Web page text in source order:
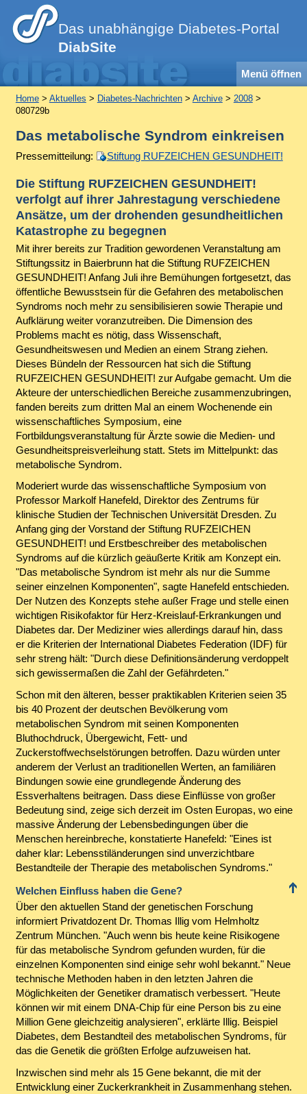
Das unabhängige Diabetes-Portal
DiabSite
Menü öffnen
Home> Aktuelles > Diabetes-Nachrichten> Archive> 2008>
080729b
Das metabolische Syndrom einkreisen
Pressemitteilung: Stiftung RUFZEICHEN GESUNDHEIT!
Die Stiftung RUFZEICHEN GESUNDHEIT!
verfolgt auf ihrer Jahrestagung verschiedene
Ansätze, um der drohenden gesundheitlichen
Katastrophe zu begegnen
Mit ihrer bereits zur Tradition gewordenen Veranstaltung am
Stiftungssitz in Baierbrunn hat die Stiftung RUFZEICHEN
GESUNDHEIT! Anfang Juli ihre Bemühungen fortgesetzt, das
öffentliche Bewusstsein für die Gefahren des metabolischen
Syndroms noch mehr zu sensibilisieren sowie Therapie und
Aufklärung weiter voranzutreiben. Die Dimension des
Problems macht es nötig, dass Wissenschaft,
Gesundheitswesen und Medien an einem Strang ziehen.
Dieses Bündeln der Ressourcen hat sich die Stiftung
RUFZEICHEN GESUNDHEIT! zur Aufgabe gemacht. Um die
Akteure der unterschiedlichen Bereiche zusammenzubringen,
fanden bereits zum dritten Mal an einem Wochenende ein
wissenschaftliches Symposium, eine
Fortbildungsveranstaltung für Ärzte sowie die Medien- und
Gesundheitspreisverleihung statt. Stets im Mittelpunkt: das
metabolische Syndrom.
Moderiert wurde das wissenschaftliche Symposium von
Professor Markolf Hanefeld, Direktor des Zentrums für
klinische Studien der Technischen Universität Dresden. Zu
Anfang ging der Vorstand der Stiftung RUFZEICHEN
GESUNDHEIT! und Erstbeschreiber des metabolischen
Syndroms auf die kürzlich geäußerte Kritik am Konzept ein.
"Das metabolische Syndrom ist mehr als nur die Summe
seiner einzelnen Komponenten", sagte Hanefeld entschieden.
Der Nutzen des Konzepts stehe außer Frage und stelle einen
wichtigen Risikofaktor für Herz-Kreislauf-Erkrankungen und
Diabetes dar. Der Mediziner wies allerdings darauf hin, dass
er die Kriterien der International Diabetes Federation (IDF) für
sehr streng hält: "Durch diese Definitionsänderung verdoppelt
sich gewissermaßen die Zahl der Gefährdeten."
Schon mit den älteren, besser praktikablen Kriterien seien 35
bis 40 Prozent der deutschen Bevölkerung vom
metabolischen Syndrom mit seinen Komponenten
Bluthochdruck, Übergewicht, Fett- und
Zuckerstoffwechselstörungen betroffen. Dazu würden unter
anderem der Verlust an traditionellen Werten, an familiären
Bindungen sowie eine grundlegende Änderung des
Essverhaltens beitragen. Dass diese Einflüsse von großer
Bedeutung sind, zeige sich derzeit im Osten Europas, wo eine
massive Änderung der Lebensbedingungen über die
Menschen hereinbreche, konstatierte Hanefeld: "Eines ist
daher klar: Lebensstiländerungen sind unverzichtbare
Bestandteile der Therapie des metabolischen Syndroms."
Welchen Einfluss haben die Gene?
Über den aktuellen Stand der genetischen Forschung
informiert Privatdozent Dr. Thomas Illig vom Helmholtz
Zentrum München. "Auch wenn bis heute keine Risikogene
für das metabolische Syndrom gefunden wurden, für die
einzelnen Komponenten sind einige sehr wohl bekannt." Neue
technische Methoden haben in den letzten Jahren die
Möglichkeiten der Genetiker dramatisch verbessert. "Heute
können wir mit einem DNA-Chip für eine Person bis zu eine
Million Gene gleichzeitig analysieren", erklärte Illig. Beispiel
Diabetes, dem Bestandteil des metabolischen Syndroms, für
das die Genetik die größten Erfolge aufzuweisen hat.
Inzwischen sind mehr als 15 Gene bekannt, die mit der
Entwicklung einer Zuckerkrankheit in Zusammenhang stehen.